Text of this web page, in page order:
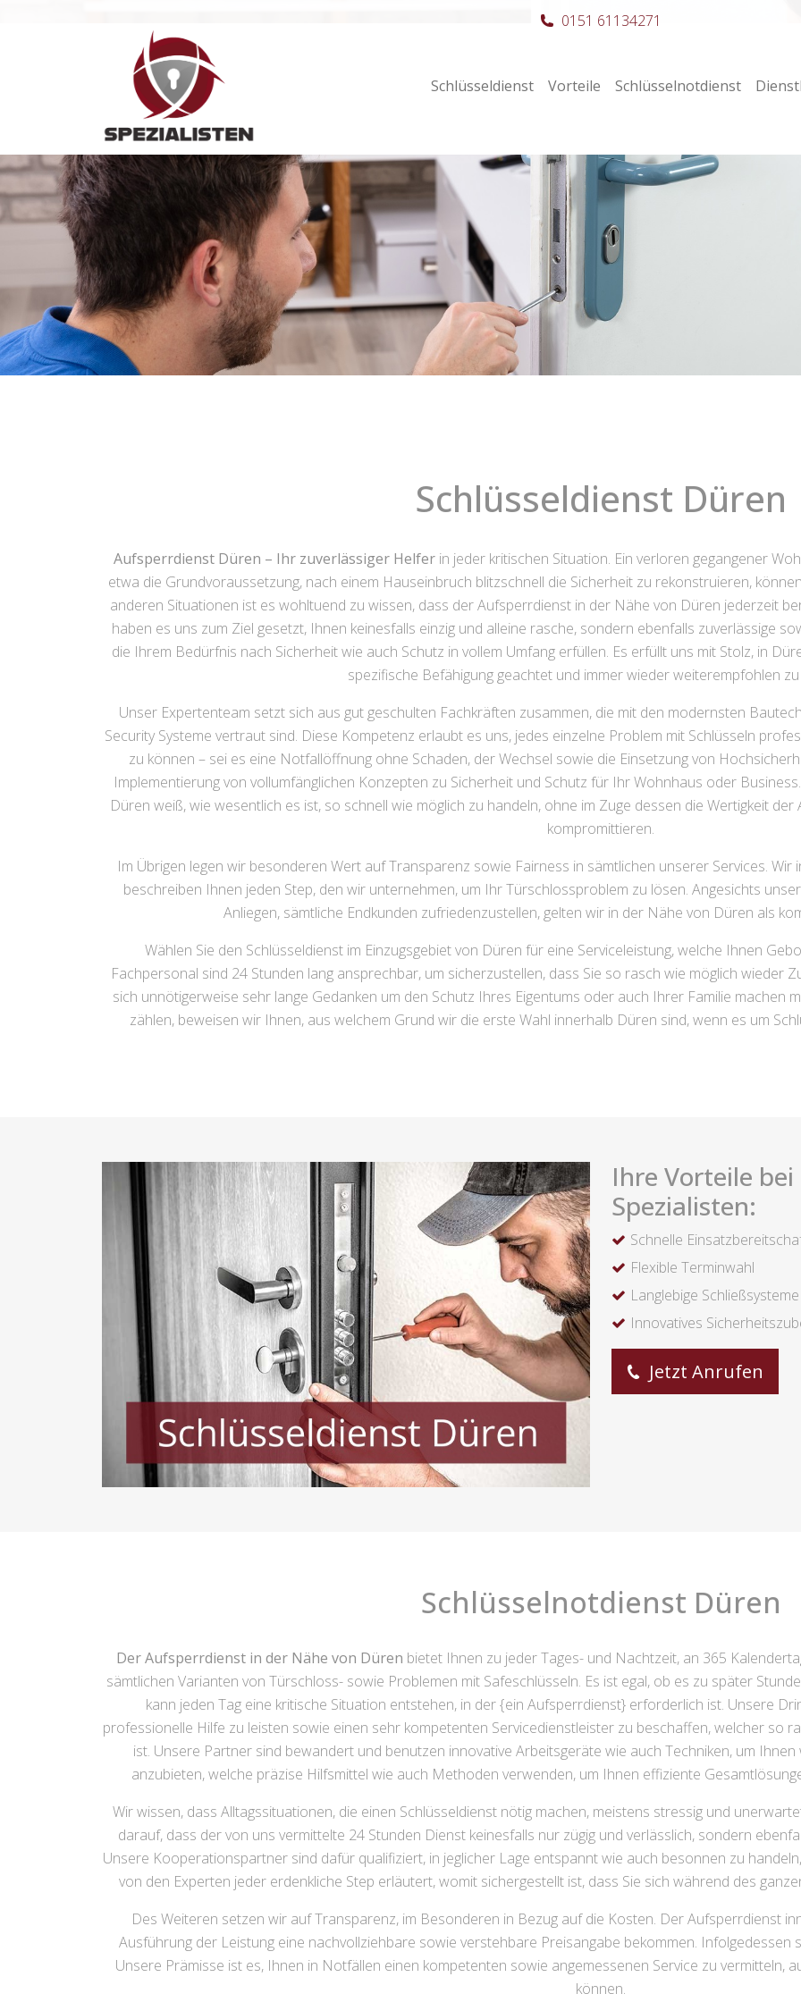
Hauptnavigation Schlüsseldienst Vorteile Schlüsselnotdienst
0151 61134271
Schlüsseldienst Düren
Aufsperrdienst Düren – Ihr zuverlässiger Helfer in jeder kritischen Situation. Ein verloren gegangener
etwa die Grundvoraussetzung, nach einem Hauseinbruch blitzschnell die Sicherheit zu rekonstruieren,
anderen Situationen ist es wohltuend zu wissen, dass der Aufsperrdienst in der Nähe von Düren jederzeit
haben es uns zum Ziel gesetzt, Ihnen keinesfalls einzig und alleine rasche, sondern ebenfalls zuverlässige
die Ihrem Bedürfnis nach Sicherheit wie auch Schutz in vollem Umfang erfüllen. Es erfüllt uns mit Stolz, in
spezifische Befähigung geachtet und immer wieder weiterempfohlen
Unser Expertenteam setzt sich aus gut geschulten Fachkräften zusammen, die mit den modernsten
Security Systeme vertraut sind. Diese Kompetenz erlaubt es uns, jedes einzelne Problem mit Schlüsseln
zu können – sei es eine Notfallöffnung ohne Schaden, der Wechsel sowie die Einsetzung von
Implementierung von vollumfänglichen Konzepten zu Sicherheit und Schutz für Ihr Wohnhaus oder
Düren weiß, wie wesentlich es ist, so schnell wie möglich zu handeln, ohne im Zuge dessen die Wertigkeit
kompromittieren.
Im Übrigen legen wir besonderen Wert auf Transparenz sowie Fairness in sämtlichen unserer Services.
beschreiben Ihnen jeden Step, den wir unternehmen, um Ihr Türschlossproblem zu lösen. Angesichts
Anliegen, sämtliche Endkunden zufriedenzustellen, gelten wir in der Nähe von Düren als
Wählen Sie den Schlüsseldienst im Einzugsgebiet von Düren für eine Serviceleistung, welche Ihnen
Fachpersonal sind 24 Stunden lang ansprechbar, um sicherzustellen, dass Sie so rasch wie möglich wieder
sich unnötigerweise sehr lange Gedanken um den Schutz Ihres Eigentums oder auch Ihrer Familie machen
zählen, beweisen wir Ihnen, aus welchem Grund wir die erste Wahl innerhalb Düren sind, wenn es um
Ihre Vorteile
Spezialisten:
Schnelle
Flexible Terminwahl
Langlebige Schließsysteme
Innovatives
Jetzt Anrufen
Schlüsselnotdienst Düren
Der Aufsperrdienst in der Nähe von Düren bietet Ihnen zu jeder Tages- und Nachtzeit, an 365
sämtlichen Varianten von Türschloss- sowie Problemen mit Safeschlüsseln. Es ist egal, ob es zu später
kann jeden Tag eine kritische Situation entstehen, in der {ein Aufsperrdienst} erforderlich ist. Unsere
professionelle Hilfe zu leisten sowie einen sehr kompetenten Servicedienstleister zu beschaffen, welcher so
ist. Unsere Partner sind bewandert und benutzen innovative Arbeitsgeräte wie auch Techniken, um
anzubieten, welche präzise Hilfsmittel wie auch Methoden verwenden, um Ihnen effiziente
Wir wissen, dass Alltagssituationen, die einen Schlüsseldienst nötig machen, meistens stressig und
darauf, dass der von uns vermittelte 24 Stunden Dienst keinesfalls nur zügig und verlässlich, sondern
Unsere Kooperationspartner sind dafür qualifiziert, in jeglicher Lage entspannt wie auch besonnen zu
von den Experten jeder erdenkliche Step erläutert, womit sichergestellt ist, dass Sie sich während des
Des Weiteren setzen wir auf Transparenz, im Besonderen in Bezug auf die Kosten. Der Aufsperrdienst
Ausführung der Leistung eine nachvollziehbare sowie verstehbare Preisangabe bekommen. Infolgedessen
Unsere Prämisse ist es, Ihnen in Notfällen einen kompetenten sowie angemessenen Service zu vermitteln,
können.